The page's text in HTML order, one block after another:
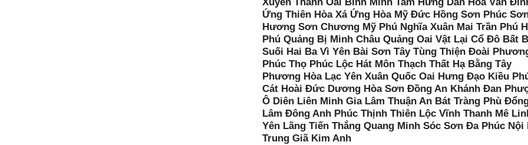
Ứng Thiên Hòa Xá Ứng Hòa Mỹ Đức Hồng Sơn Phúc
Hương Sơn Chương Mỹ Phú Nghĩa Xuân Mai Trần Phú
Phú Quảng Bị Minh Châu Quảng Oai Vật Lại Cổ Đô Bất
Suối Hai Ba Vì Yên Bài Sơn Tây Tùng Thiện Đoài
Phúc Thọ Phúc Lộc Hát Môn Thạch Thất Hạ Bằng Tây
Phương Hòa Lạc Yên Xuân Quốc Oai Hưng Đạo Kiều
Cát Hoài Đức Dương Hòa Sơn Đồng An Khánh Đan
Ô Diên Liên Minh Gia Lâm Thuận An Bát Tràng Phù
Lâm Đông Anh Phúc Thịnh Thiên Lộc Vĩnh Thanh Mê
Yên Lãng Tiến Thắng Quang Minh Sóc Sơn Đa Phúc Nội
Trung Giã Kim Anh